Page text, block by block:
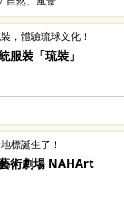
，體驗琉球文化！
服裝「琉裝」
標誕生了！
術劇場 NAHArt